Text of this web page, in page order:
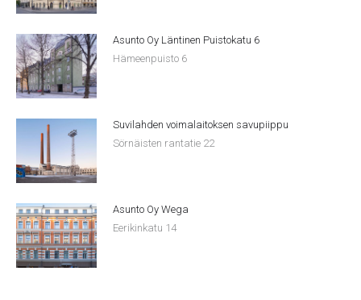
Asunto Oy Läntinen Puistokatu 6
Hämeenpuisto 6
Suvilahden voimalaitoksen savupiippu
Sörnäisten rantatie 22
Asunto Oy Wega
Eerikinkatu 14